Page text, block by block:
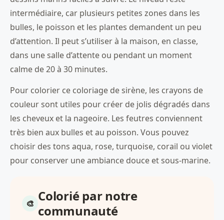
intermédiaire, car plusieurs petites zones dans les
bulles, le poisson et les plantes demandent un peu
d’attention. Il peut s’utiliser à la maison, en classe,
dans une salle d’attente ou pendant un moment
calme de 20 à 30 minutes.
Pour colorier ce coloriage de sirène, les crayons de
couleur sont utiles pour créer de jolis dégradés dans
les cheveux et la nageoire. Les feutres conviennent
très bien aux bulles et au poisson. Vous pouvez
choisir des tons aqua, rose, turquoise, corail ou violet
pour conserver une ambiance douce et sous-marine.
Colorié par notre
communauté